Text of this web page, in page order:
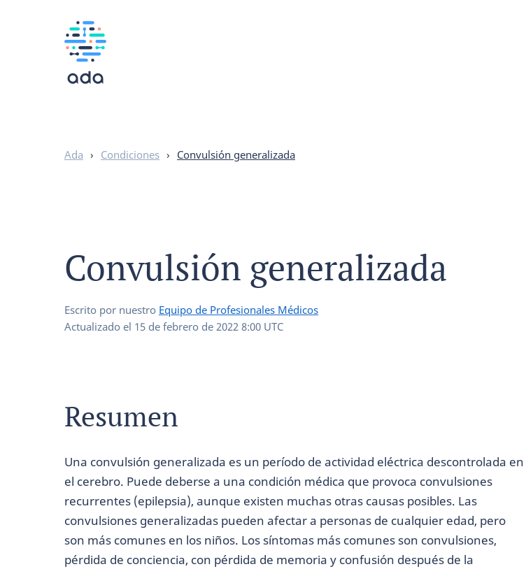
Ada › Condiciones › Convulsión generalizada
Convulsión generalizada
Escrito por nuestro Equipo de Profesionales Médicos
Actualizado el 15 de febrero de 2022 8:00 UTC
Resumen
Una convulsión generalizada es un período de actividad eléctrica descontrolada en
el cerebro. Puede deberse a una condición médica que provoca convulsiones
recurrentes (epilepsia), aunque existen muchas otras causas posibles. Las
convulsiones generalizadas pueden afectar a personas de cualquier edad, pero
son más comunes en los niños. Los síntomas más comunes son convulsiones,
pérdida de conciencia, con pérdida de memoria y confusión después de la